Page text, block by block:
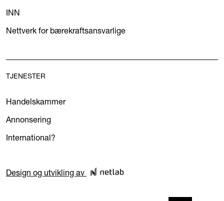
INN
Nettverk for bærekraftsansvarlige
TJENESTER
Handelskammer
Annonsering
International?
Design og utvikling av